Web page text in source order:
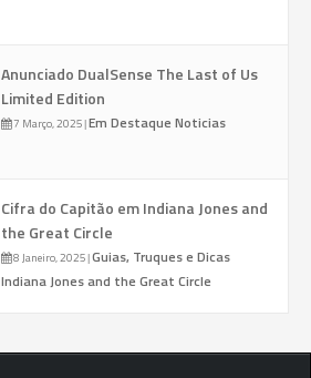
Anunciado DualSense The Last of Us
Limited Edition
7 Março, 2025|Em Destaque Noticias
Cifra do Capitão em Indiana Jones and
the Great Circle
8 Janeiro, 2025|Guias, Truques e Dicas
Indiana Jones and the Great Circle